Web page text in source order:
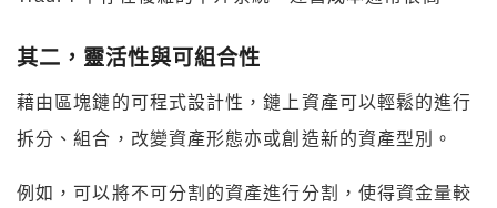
其二，靈活性與可組合性
藉由區塊鏈的可程式設計性，鏈上資產可以輕鬆的進行
拆分、組合，改變資產形態亦或創造新的資產型別。
例如，可以將不可分割的資產進行分割，使得資金量較